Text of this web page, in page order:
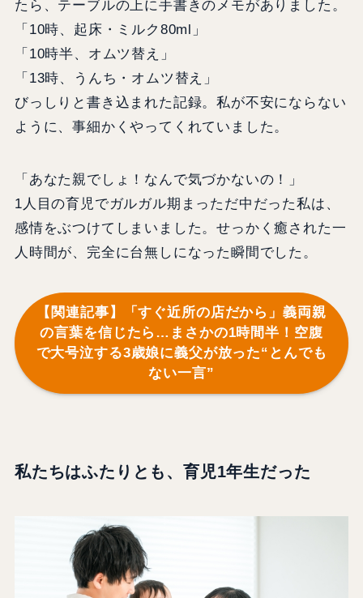
たら、テーブルの上に手書きのメモがありました。
「10時、起床・ミルク80ml」
「10時半、オムツ替え」
「13時、うんち・オムツ替え」
びっしりと書き込まれた記録。私が不安にならない
ように、事細かくやってくれていました。
「あなた親でしょ！なんで気づかないの！」
1人目の育児でガルガル期まっただ中だった私は、
感情をぶつけてしまいました。せっかく癒された一
人時間が、完全に台無しになった瞬間でした。
【関連記事】「すぐ近所の店だから」義両親
の言葉を信じたら…まさかの1時間半！空腹
で大号泣する3歳娘に義父が放った“とんでも
ない一言”
私たちはふたりとも、育児1年生だった